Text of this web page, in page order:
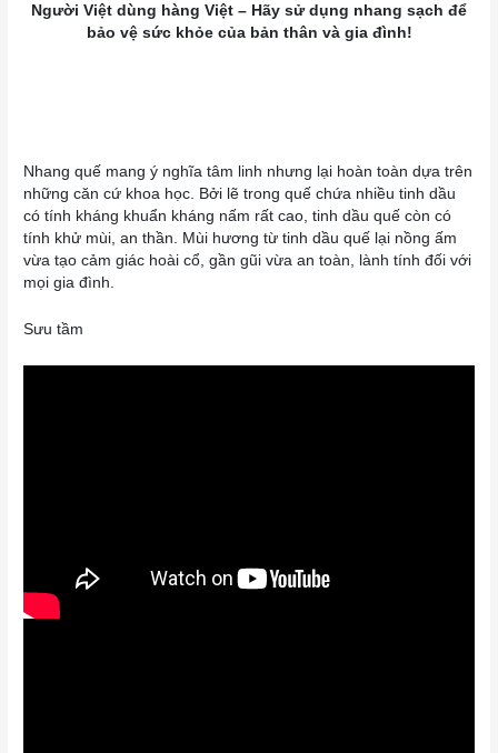
Người Việt dùng hàng Việt – Hãy sử dụng nhang sạch để
bảo vệ sức khỏe của bản thân và gia đình!
Nhang quế mang ý nghĩa tâm linh nhưng lại hoàn toàn dựa trên
những căn cứ khoa học. Bởi lẽ trong quế chứa nhiều tinh dầu
có tính kháng khuẩn kháng nấm rất cao, tinh dầu quế còn có
tính khử mùi, an thần. Mùi hương từ tinh dầu quế lại nồng ấm
vừa tạo cảm giác hoài cổ, gần gũi vừa an toàn, lành tính đối với
mọi gia đình.
Sưu tầm